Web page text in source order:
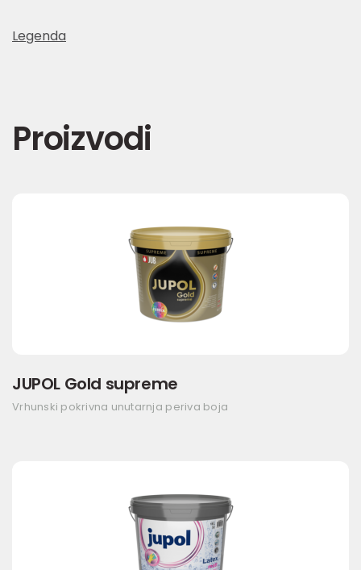
Legenda
Proizvodi
JUPOL Gold supreme
Vrhunski pokrivna unutarnja periva boja